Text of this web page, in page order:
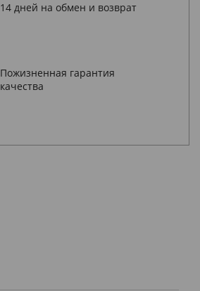
14 дней на обмен и возврат
Пожизненная гарантия
качества